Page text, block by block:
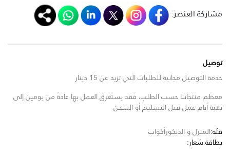
مشاركة العنصر:
توصيل
خدمة التوصيل مجانية للطلبات التي تزيد عن 15 دينار
معظم منتجاتنا حسب الطلب، فقد يستغرق العمل بها عادةً من يومين إلى
ثلاثة أيام عمل قبل التسليم أو الشحن
فئة:المنزل و الديكورأكواب
بطاقة شعار: